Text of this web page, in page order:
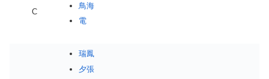
C
鳥海
電
瑞鳳
夕張